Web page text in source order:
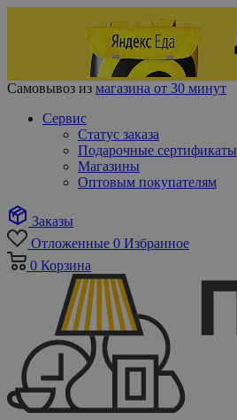
Самовывоз из магазина от 30 минут
Сервис
Статус заказа
Подарочные сертификаты
Магазины
Оптовым покупателям
Заказы
Отложенные 0 Избранное
0 Корзина